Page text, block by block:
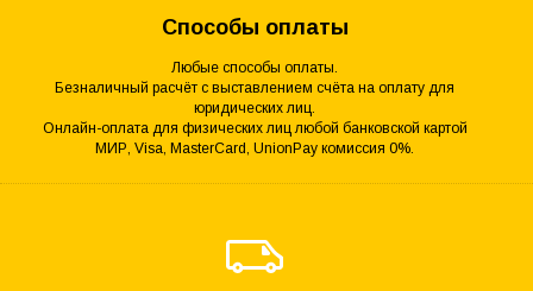
Способы оплаты
Любые способы оплаты.
Безналичный расчёт с выставлением счёта на оплату для
юридических лиц.
Онлайн-оплата для физических лиц любой банковской картой
МИР, Visa, MasterCard, UnionPay комиссия 0%.